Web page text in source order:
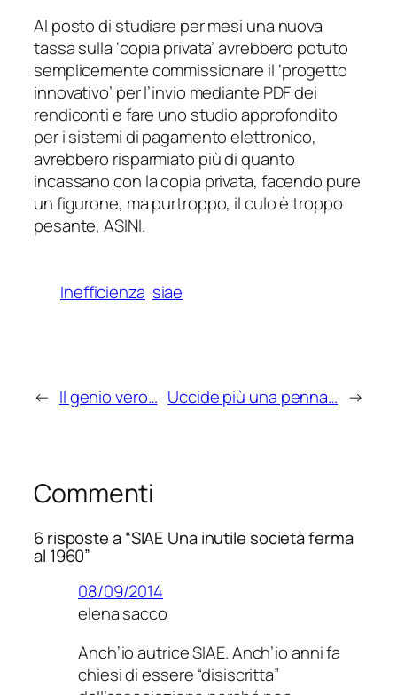
Al posto di studiare per mesi una nuova
tassa sulla ‘copia privata’ avrebbero potuto
semplicemente commissionare il ‘progetto
innovativo’ per l’invio mediante PDF dei
rendiconti e fare uno studio approfondito
per i sistemi di pagamento elettronico,
avrebbero risparmiato più di quanto
incassano con la copia privata, facendo pure
un figurone, ma purtroppo, il culo è troppo
pesante, ASINI.
Inefficienza siae
← Il genio vero… Uccide più una penna… →
Commenti
6 risposte a “SIAE Una inutile società ferma
al 1960”
08/09/2014
elena sacco
Anch’io autrice SIAE. Anch’io anni fa
chiesi di essere “disiscritta”